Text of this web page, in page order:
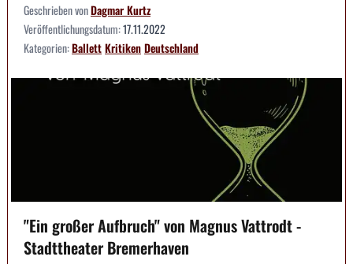
Geschrieben vonDagmar Kurtz
Veröffentlichungsdatum:17.11.2022
Kategorien:BallettKritikenDeutschland
"Ein großer Aufbruch" von Magnus Vattrodt -
Stadttheater Bremerhaven